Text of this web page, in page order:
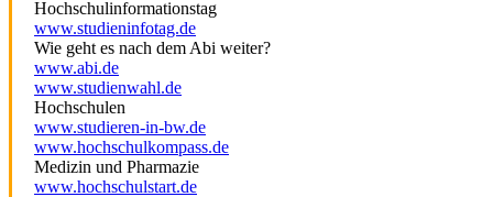
Hochschulinformationstag
www.studieninfotag.de
Wie geht es nach dem Abi weiter?
www.abi.de
www.studienwahl.de
Hochschulen
www.studieren-in-bw.de
www.hochschulkompass.de
Medizin und Pharmazie
www.hochschulstart.de